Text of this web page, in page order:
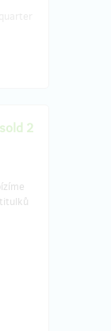
sold 2